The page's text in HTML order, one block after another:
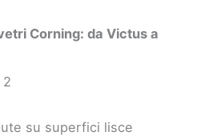
Corning: da Victus a
2
su superfici lisce